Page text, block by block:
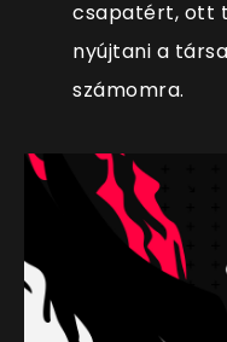
csapatért, ott
nyújtani a
számomra.